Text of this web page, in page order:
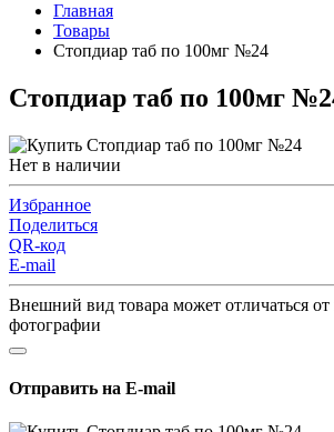
Главная
Товары
Стопдиар таб по 100мг №24
Стопдиар таб по 100мг
Нет в наличии
Избранное
Поделиться
QR-код
E-mail
Внешний вид товара может отличаться
фотографии
Отправить на E-mail